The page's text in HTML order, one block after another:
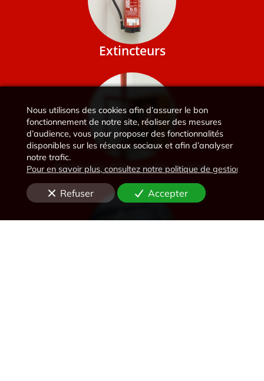
Extincteurs
Robinets d'Incendie Armés
Nous utilisons des cookies afin d’assurer le bon
fonctionnement de notre site, réaliser des mesures
d’audience, vous pour proposer des fonctionnalités
disponibles sur les réseaux sociaux et afin d’analyser
notre trafic.
Pour en savoir plus, consultez notre politique de gestion des
Refuser Accepter